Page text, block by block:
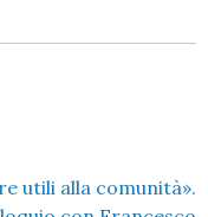
utili alla comunità».